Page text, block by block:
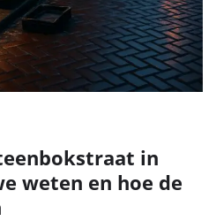
in
weten en hoe de